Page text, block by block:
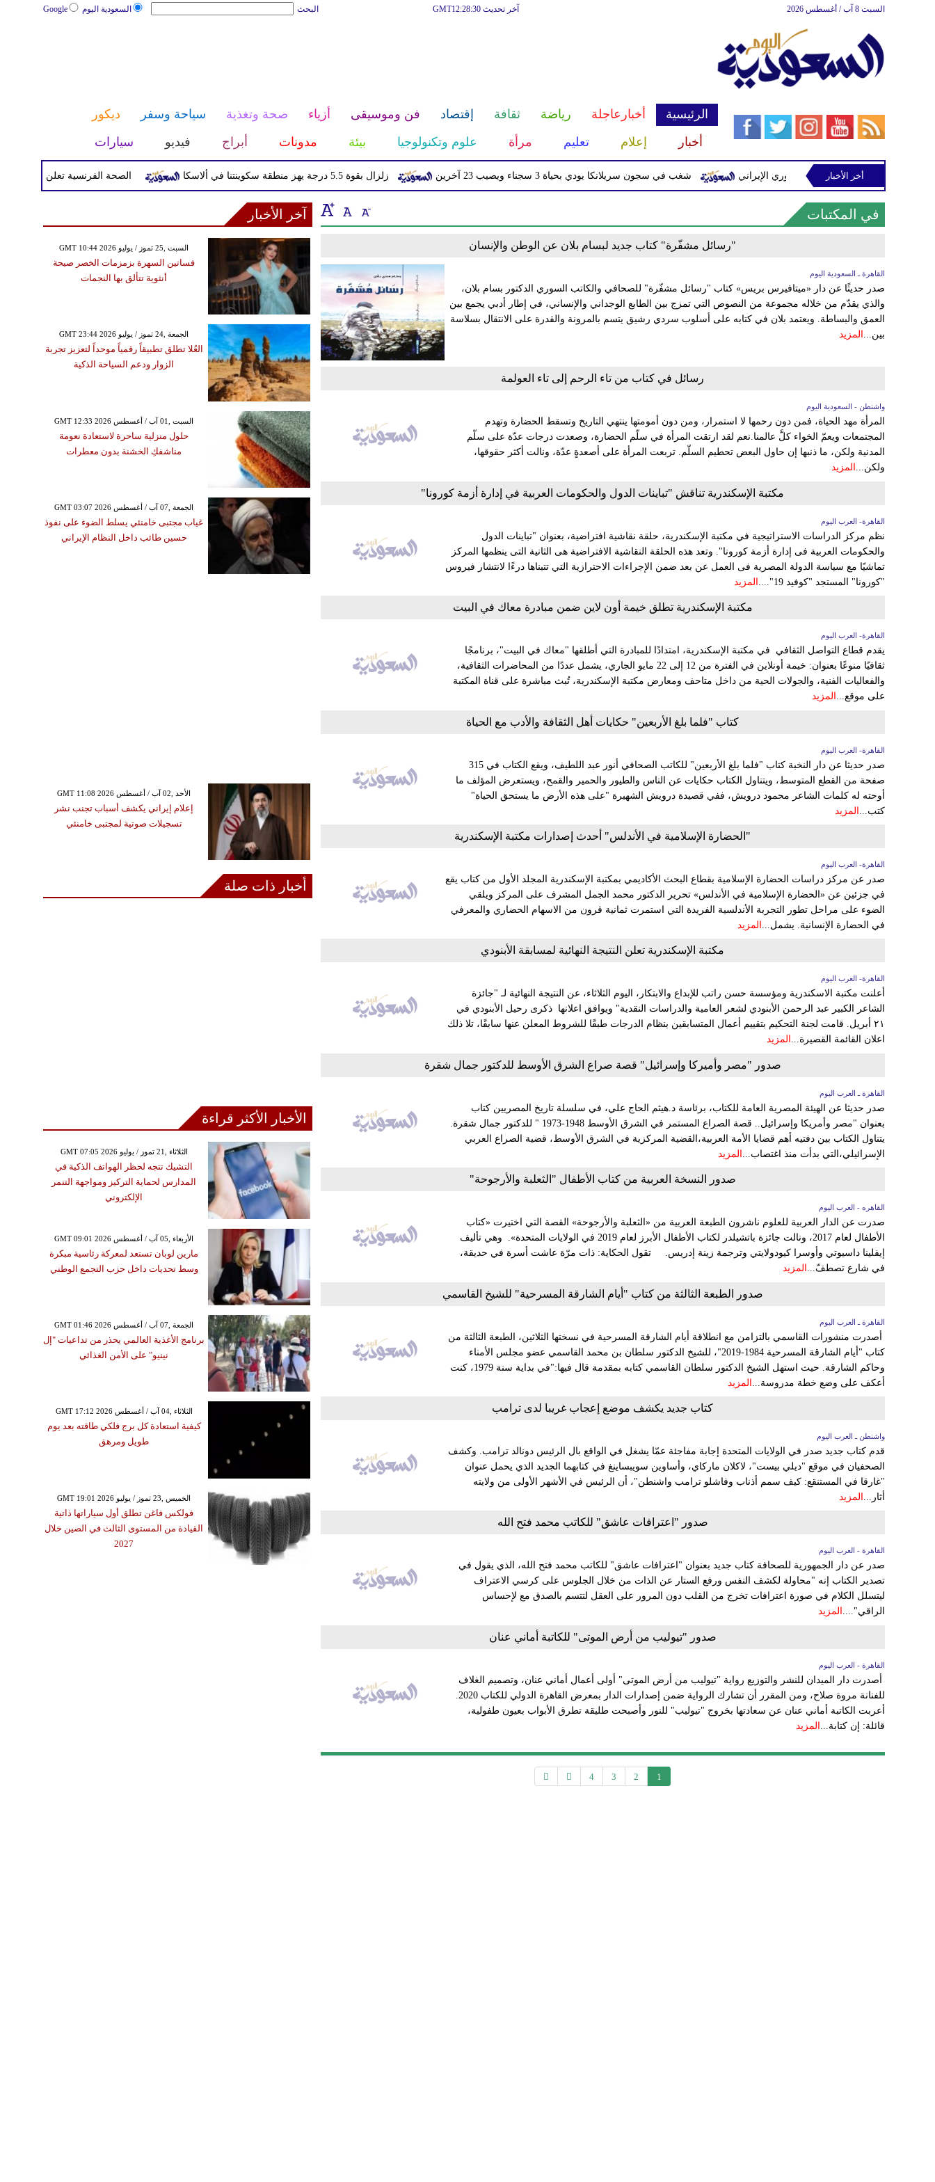
السعودية اليوم Google البحث آخر تحديث GMT12:28:30 السبت 8 آب / أغسطس 2026
الرئيسية أخبارعاجلة رياضة ثقافة إقتصاد فن وموسيقى أزياء صحة وتغذية سياحة وسفر
ديكور
أخبار
إعلام تعليم مرأة علوم وتكنولوجيا بيئة مدونات أبراج فيديو سيارات
الصحة الفرنسية تعلن إصابة سائح زلزال بقوة 5.5 درجة يهز منطقة سكوينتنا في ألاسكا شغب في سجون سريلانكا يودي بحياة 3 سجناء ويصيب 23 آخرين مشفرة لدعمها الحرس الثوري الإيراني
أخر الأخبار
في المكتبات
"رسائل مشفّرة" كتاب جديد لبسام بلان عن الوطن والإنسان
القاهرة ـ السعودية اليوم
صدر حديثًا عن دار «ميتافيرس بريس» كتاب "رسائل مشفّرة" للصحافي والكاتب السوري الدكتور بسام بلان،
والذي يقدّم من خلاله مجموعة من النصوص التي تمزج بين الطابع الوجداني والإنساني، في إطار أدبي يجمع بين
العمق والبساطة. ويعتمد بلان في كتابه على أسلوب سردي رشيق يتسم بالمرونة والقدرة على الانتقال بسلاسة
بين... المزيد
رسائل في كتاب من تاء الرحم إلى تاء العولمة
واشنطن - السعودية اليوم
المرأة مهد الحياة، فمن دون رحمها لا استمرار، ومن دون أمومتها ينتهي التاريخ وتسقط الحضارة وتهدم
المجتمعات ويعمّ الخواء كلَّ عالمنا.نعم لقد ارتقت المرأة في سلّم الحضارة، وصعدت درجات عدّة على سلّم
المدنية ولكن، ما ذنبها إن حاول البعض تحطيم السلّم. تربعت المرأة على أصعدةٍ عدّة، ونالت أكثر حقوقها،
ولكن... المزيد
مكتبة الإسكندرية تناقش "تباينات الدول والحكومات العربية في إدارة أزمة كورونا"
القاهرة- العرب اليوم
نظم مركز الدراسات الاستراتيجية في مكتبة الإسكندرية، حلقة نقاشية افتراضية، بعنوان "تباينات الدول
والحكومات العربية فى إدارة أزمة كورونا". وتعد هذه الحلقة النقاشية الافتراضية هى الثانية التى ينظمها المركز
تماشيًا مع سياسة الدولة المصرية فى العمل عن بعد ضمن الإجراءات الاحترازية التي تتبناها درءًا لانتشار فيروس
"كورونا" المستجد "كوفيد 19"....
المزيد
مكتبة الإسكندرية تطلق خيمة أون لاين ضمن مبادرة معاك في البيت
القاهرة- العرب اليوم
يقدم قطاع التواصل الثقافي في مكتبة الإسكندرية، امتدادًا للمبادرة التي أطلقها "معاك في البيت"، برنامجًا
ثقافيًا منوعًا بعنوان: خيمة أونلاين في الفترة من 12 إلى 22 مايو الجاري، يشمل عددًا من المحاضرات الثقافية،
والفعاليات الفنية، والجولات الحية من داخل متاحف ومعارض مكتبة الإسكندرية، تُبث مباشرة على قناة المكتبة
على موقع... المزيد
كتاب "فلما بلغ الأربعين" حكايات أهل الثقافة والأدب مع الحياة
القاهرة- العرب اليوم
صدر حديثا عن دار النخبة كتاب "فلما بلغ الأربعين" للكاتب الصحافي أنور عبد اللطيف، ويقع الكتاب في 315
صفحة من القطع المتوسط، ويتناول الكتاب حكايات عن الناس والطيور والحمير والقمح، ويستعرض المؤلف ما
أوحته له كلمات الشاعر محمود درويش، ففي قصيدة درويش الشهيرة "على هذه الأرض ما يستحق الحياة"
كتب... المزيد
"الحضارة الإسلامية في الأندلس" أحدث إصدارات مكتبة الإسكندرية
القاهرة- العرب اليوم
صدر عن مركز دراسات الحضارة الإسلامية بقطاع البحث الأكاديمي بمكتبة الإسكندرية المجلد الأول من كتاب يقع
في جزئين عن «الحضارة الإسلامية في الأندلس» تحرير الدكتور محمد الجمل المشرف على المركز ويلقي
الضوء على مراحل تطور التجربة الأندلسية الفريدة التي استمرت ثمانية قرون من الاسهام الحضاري والمعرفي
في الحضارة الإنسانية. يشمل...
المزيد
مكتبة الإسكندرية تعلن النتيجة النهائية لمسابقة الأبنودي
القاهرة- العرب اليوم
أعلنت مكتبة الاسكندرية ومؤسسة حسن راتب للإبداع والابتكار، اليوم الثلاثاء، عن النتيجة النهائية لـ "جائزة
الشاعر الكبير عبد الرحمن الأبنودي لشعر العامية والدراسات النقدية" ويوافق اعلانها ذكرى رحيل الأبنودي في
٢١ أبريل. قامت لجنة التحكيم بتقييم أعمال المتسابقين بنظام الدرجات طبقًا للشروط المعلن عنها سابقًا، تلا ذلك
اعلان القائمة القصيرة... المزيد
صدور "مصر وأميركا وإسرائيل" قصة صراع الشرق الأوسط للدكتور جمال شقرة
القاهرة ـ العرب اليوم
صدر حديثا عن الهيئة المصرية العامة للكتاب، برئاسة د.هيثم الحاج علي، في سلسلة تاريخ المصريين كتاب
بعنوان "مصر وأمريكا وإسرائيل.. قصة الصراع المستمر في الشرق الأوسط 1948-1973 " للدكتور جمال شقرة.
يتناول الكتاب بين دفتيه أهم قضايا الأمة العربية،القضية المركزية في الشرق الأوسط، قضية الصراع العربي
الإسرائيلي،التي بدأت منذ اغتصاب...
المزيد
صدور النسخة العربية من كتاب الأطفال "الثعلبة والأرجوحة"
القاهره - العرب اليوم
صدرت عن الدار العربية للعلوم ناشرون الطبعة العربية من «الثعلبة والأرجوحة» القصة التي اختيرت «كتاب
الأطفال لعام 2017، ونالت جائزة باتشيلدر لكتاب الأطفال الأبرز لعام 2019 في الولايات المتحدة». وهي تأليف
إيفلينا داسيوتي وأوسرا كيودولايتي وترجمة زينة إدريس. تقول الحكاية: ذات مرّة عاشت أسرة في حديقة،
في شارع تصطفّ... المزيد
صدور الطبعة الثالثة من كتاب "أيام الشارقة المسرحية" للشيخ القاسمي
القاهرة ـ العرب اليوم
أصدرت منشورات القاسمي بالتزامن مع انطلاقة أيام الشارقة المسرحية في نسختها الثلاثين، الطبعة الثالثة من
كتاب "أيام الشارقة المسرحية 1984-2019"، للشيخ الدكتور سلطان بن محمد القاسمي عضو مجلس الأمناء
وحاكم الشارقة. حيث استهل الشيخ الدكتور سلطان القاسمي كتابه بمقدمة قال فيها:"في بداية سنة 1979، كنت
أعكف على وضع خطة مدروسة... المزيد
كتاب جديد يكشف موضع إعجاب غريبا لدى ترامب
واشنطن ـ العرب اليوم
قدم كتاب جديد صدر في الولايات المتحدة إجابة مفاجئة عمّا يشغل في الواقع بال الرئيس دونالد ترامب. وكشف
الصحفيان في موقع "ديلي بيست"، لاكلان ماركاي، وأساوين سويبساينغ في كتابهما الجديد الذي يحمل عنوان
"غارقا في المستنقع: كيف سمم أذناب وفاشلو ترامب واشنطن"، أن الرئيس في الأشهر الأولى من ولايته
أثار... المزيد
صدور "اعترافات عاشق" للكاتب محمد فتح الله
القاهرة - العرب اليوم
صدر عن دار الجمهورية للصحافة كتاب جديد بعنوان "اعترافات عاشق" للكاتب محمد فتح الله، الذي يقول في
تصدير الكتاب إنه "محاولة لكشف النفس ورفع الستار عن الذات من خلال الجلوس على كرسي الاعتراف
ليتسلل الكلام في صورة اعترافات تخرج من القلب دون المرور على العقل لتتسم بالصدق مع لإحساس
الراقي".... المزيد
صدور "تيوليب من أرض الموتى" للكاتبة أماني عنان
القاهرة - العرب اليوم
أصدرت دار الميدان للنشر والتوزيع رواية "تيوليب من أرض الموتى" أولى أعمال أماني عنان، وتصميم الغلاف
أعربت الكاتبة أماني عنان عن سعادتها بخروج "تيوليب" للنور وأصبحت طليقة تطرق الأبواب بعيون طفولية،
قائلة: إن كتابة...
المزيد
1
2
3
4
آخر الأخبار
GMT 10:44 2026 السبت ,25 تموز / يوليو
فساتين السهرة بزمزمات الخصر صيحة
أنثوية تتألق بها النجمات
GMT 23:44 2026 الجمعة ,24 تموز / يوليو
العُلا تطلق تطبيقاً رقمياً موحداً لتعزيز تجربة
الزوار ودعم السياحة الذكية
GMT 12:33 2026 السبت ,01 آب / أغسطس
حلول منزلية ساحرة لاستعادة نعومة
مناشفكِ الخشنة بدون معطرات
GMT 03:07 2026 الجمعة ,07 آب / أغسطس
غياب مجتبى خامنئي يسلط الضوء على نفوذ
حسين طائب داخل النظام الإيراني
GMT 11:08 2026 الأحد ,02 آب / أغسطس
إعلام إيراني يكشف أسباب تجنب نشر
تسجيلات صوتية لمجتبى خامنئي
أخبار ذات صلة
الأخبار الأكثر قراءة
GMT 07:05 2026 الثلاثاء ,21 تموز / يوليو
التشيك تتجه لحظر الهواتف الذكية في
المدارس لحماية التركيز ومواجهة التنمر
الإلكتروني
GMT 09:01 2026 الأربعاء ,05 آب / أغسطس
مارين لوبان تستعد لمعركة رئاسية مبكرة
وسط تحديات داخل حزب التجمع الوطني
GMT 01:46 2026 الجمعة ,07 آب / أغسطس
برنامج الأغذية العالمي يحذر من تداعيات "إل
نينيو" على الأمن الغذائي
GMT 17:12 2026 الثلاثاء ,04 آب / أغسطس
كيفية استعادة كل برج فلكي طاقته بعد يوم
طويل ومرهق
GMT 19:01 2026 الخميس ,23 تموز / يوليو
فولكس فاغن تطلق أول سياراتها ذاتية
القيادة من المستوى الثالث في الصين خلال
2027